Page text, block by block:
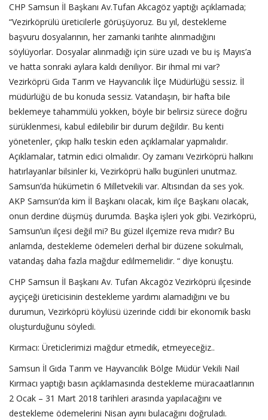
CHP Samsun İl Başkanı Av.Tufan Akcagöz yaptığı açıklamada;
“Vezirköprülü üreticilerle görüşüyoruz. Bu yıl, destekleme
başvuru dosyalarının, her zamanki tarihte alınmadığını
söylüyorlar. Dosyalar alınmadığı için süre uzadı ve bu iş Mayıs’a
ve hatta sonraki aylara kaldı deniliyor. Bir ihmal mi var?
Vezirköprü Gıda Tarım ve Hayvancılık İlçe Müdürlüğü sessiz. İl
müdürlüğü de bu konuda sessiz. Vatandaşın, bir hafta bile
beklemeye tahammülü yokken, böyle bir belirsiz sürece doğru
sürüklenmesi, kabul edilebilir bir durum değildir. Bu kenti
yönetenler, çıkıp halkı teskin eden açıklamalar yapmalıdır.
Açıklamalar, tatmin edici olmalıdır. Oy zamanı Vezirköprü halkını
hatırlayanlar bilsinler ki, Vezirköprü halkı bugünleri unutmaz.
Samsun’da hükümetin 6 Milletvekili var. Altısından da ses yok.
AKP Samsun’da kim İl Başkanı olacak, kim ilçe Başkanı olacak,
onun derdine düşmüş durumda. Başka işleri yok gibi. Vezirköprü,
Samsun’un ilçesi değil mi? Bu güzel ilçemize reva mıdır? Bu
anlamda, destekleme ödemeleri derhal bir düzene sokulmalı,
vatandaş daha fazla mağdur edilmemelidir. “ diye konuştu.
CHP Samsun İl Başkanı Av. Tufan Akcagöz Vezirköprü ilçesinde
ayçiçeği üreticisinin destekleme yardımı alamadığını ve bu
durumun, Vezirköprü köylüsü üzerinde ciddi bir ekonomik baskı
oluşturduğunu söyledi.
Kırmacı: Üreticlerimizi mağdur etmedik, etmeyeceğiz..
Samsun İl Gıda Tarım ve Hayvancılık Bölge Müdür Vekili Nail
Kırmacı yaptığı basın açıklamasında destekleme müracaatlarının
2 Ocak – 31 Mart 2018 tarihleri arasında yapılacağını ve
destekleme ödemelerini Nisan ayını bulacağını doğruladı.